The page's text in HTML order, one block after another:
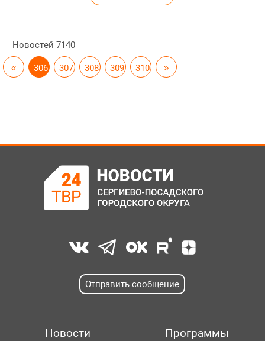
Новостей 7140
« 306 307 308 309 310 »
Отправить сообщение
Новости
Программы